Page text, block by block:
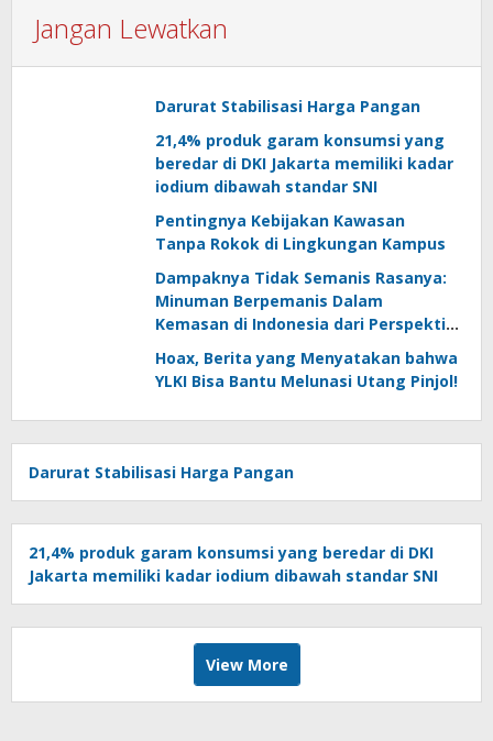
Jangan Lewatkan
Darurat Stabilisasi Harga Pangan
21,4% produk garam konsumsi yang
beredar di DKI Jakarta memiliki kadar
iodium dibawah standar SNI
Pentingnya Kebijakan Kawasan
Tanpa Rokok di Lingkungan Kampus
Dampaknya Tidak Semanis Rasanya:
Minuman Berpemanis Dalam
Kemasan di Indonesia dari Perspektif
Hoax, Berita yang Menyatakan bahwa
YLKI Bisa Bantu Melunasi Utang Pinjol!
Darurat Stabilisasi Harga Pangan
21,4% produk garam konsumsi yang beredar di DKI
Jakarta memiliki kadar iodium dibawah standar SNI
View More